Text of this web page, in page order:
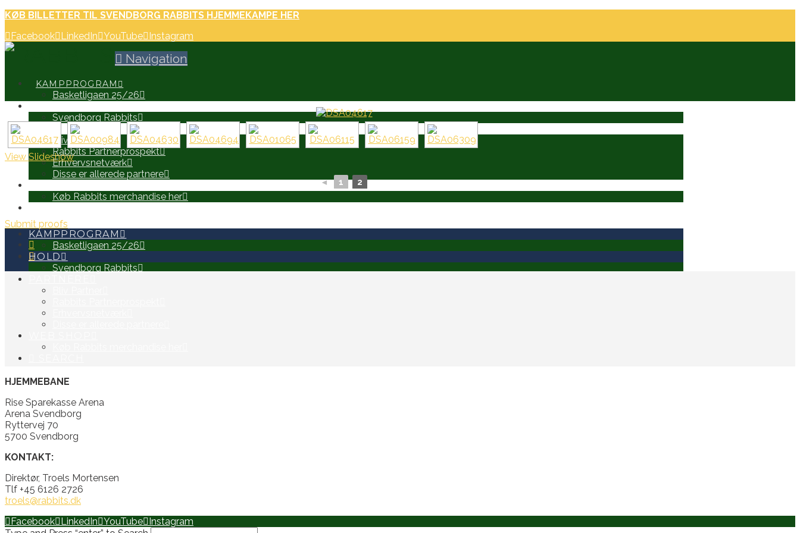
KØB BILLETTER TIL SVENDBORG RABBITS HJEMMEKAMPE HER
Facebook LinkedIn YouTube Instagram
Navigation
KAMPPROGRAM
Basketligaen 25/26
Svendborg Rabbits
PARTNERE
Bliv Partner
Rabbits Partnerprospekt
Erhvervsnetværk
Disse er allerede partnere
Køb Rabbits merchandise her
KAMPPROGRAM
Basketligaen 25/26
HOLD
Svendborg Rabbits
View Slideshow
◄ 1 2
Submit proofs
HJEMMEBANE
Rise Sparekasse Arena
Arena Svendborg
Ryttervej 70
5700 Svendborg
KONTAKT:
Direktør, Troels Mortensen
Tlf +45 6126 2726
troels@rabbits.dk
Facebook LinkedIn YouTube Instagram